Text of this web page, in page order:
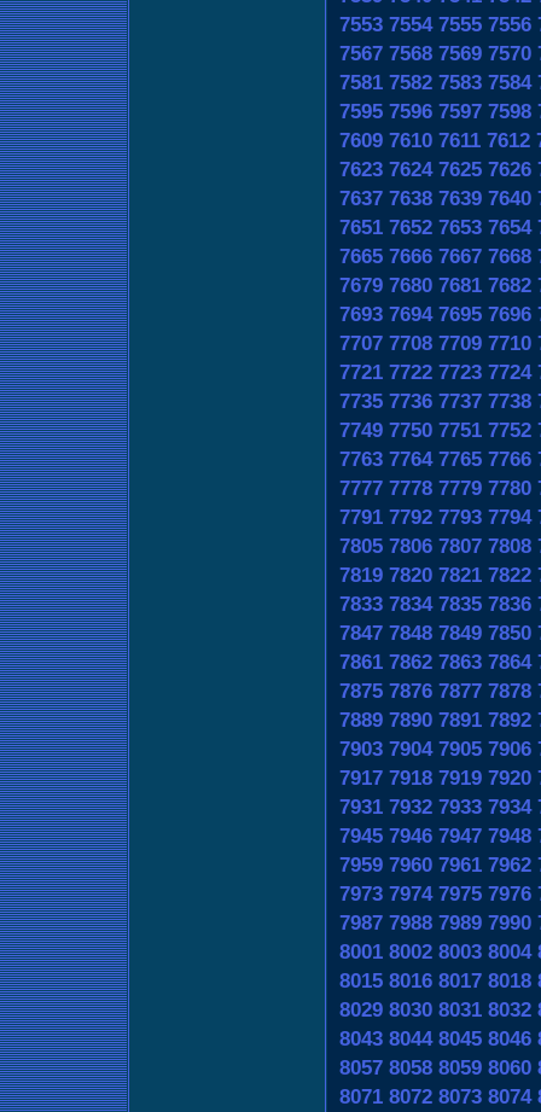
7553 7554 7555 7556
7567 7568 7569 7570
7581 7582 7583 7584
7595 7596 7597 7598
7609 7610 7611 7612
7623 7624 7625 7626
7637 7638 7639 7640
7651 7652 7653 7654
7665 7666 7667 7668
7679 7680 7681 7682
7693 7694 7695 7696
7707 7708 7709 7710
7721 7722 7723 7724
7735 7736 7737 7738
7749 7750 7751 7752
7763 7764 7765 7766
7777 7778 7779 7780
7791 7792 7793 7794
7805 7806 7807 7808
7819 7820 7821 7822
7833 7834 7835 7836
7847 7848 7849 7850
7861 7862 7863 7864
7875 7876 7877 7878
7889 7890 7891 7892
7903 7904 7905 7906
7917 7918 7919 7920
7931 7932 7933 7934
7945 7946 7947 7948
7959 7960 7961 7962
7973 7974 7975 7976
7987 7988 7989 7990
8001 8002 8003 8004
8015 8016 8017 8018
8029 8030 8031 8032
8043 8044 8045 8046
8057 8058 8059 8060
8071 8072 8073 8074